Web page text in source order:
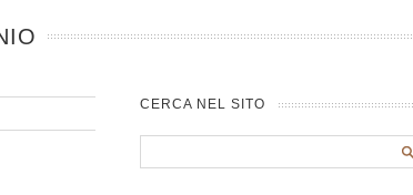
CERCA NEL SITO